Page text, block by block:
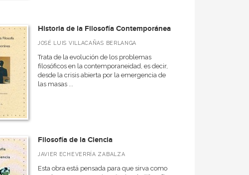
Historia de la Filosofía Contemporánea
JOSÉ LUIS VILLACAÑAS BERLANGA
Trata de la evolución de los problemas
filosóficos en la contemporaneidad, es decir,
desde la crisis abierta por la emergencia de
las masas ...
Filosofía de la Ciencia
JAVIER ECHEVERRÍA ZABALZA
Esta obra está pensada para que sirva como